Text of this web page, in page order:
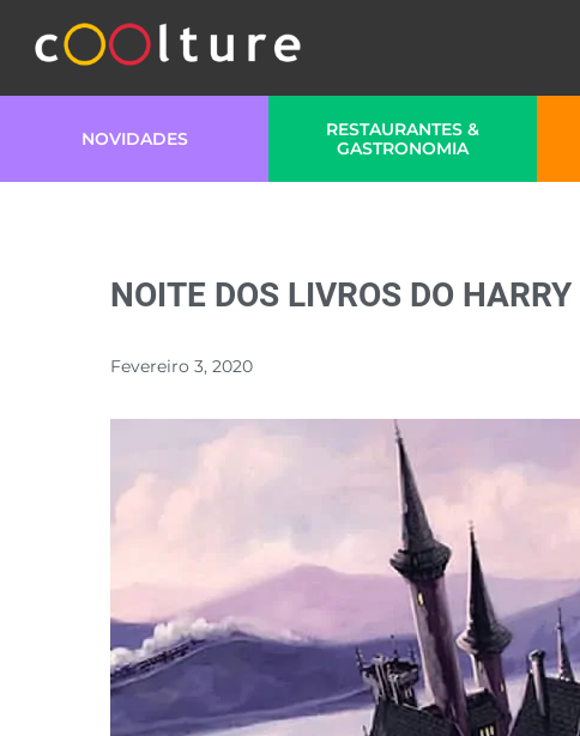
NOVIDADES
RESTAURANTES &
GASTRONOMIA
NOITE DOS LIVROS DO
Fevereiro 3, 2020